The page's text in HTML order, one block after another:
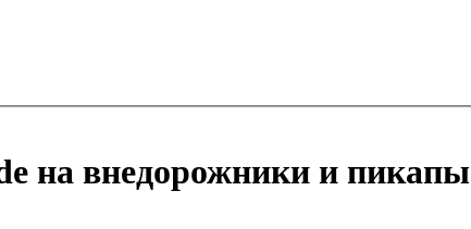
на внедорожники и пикапы